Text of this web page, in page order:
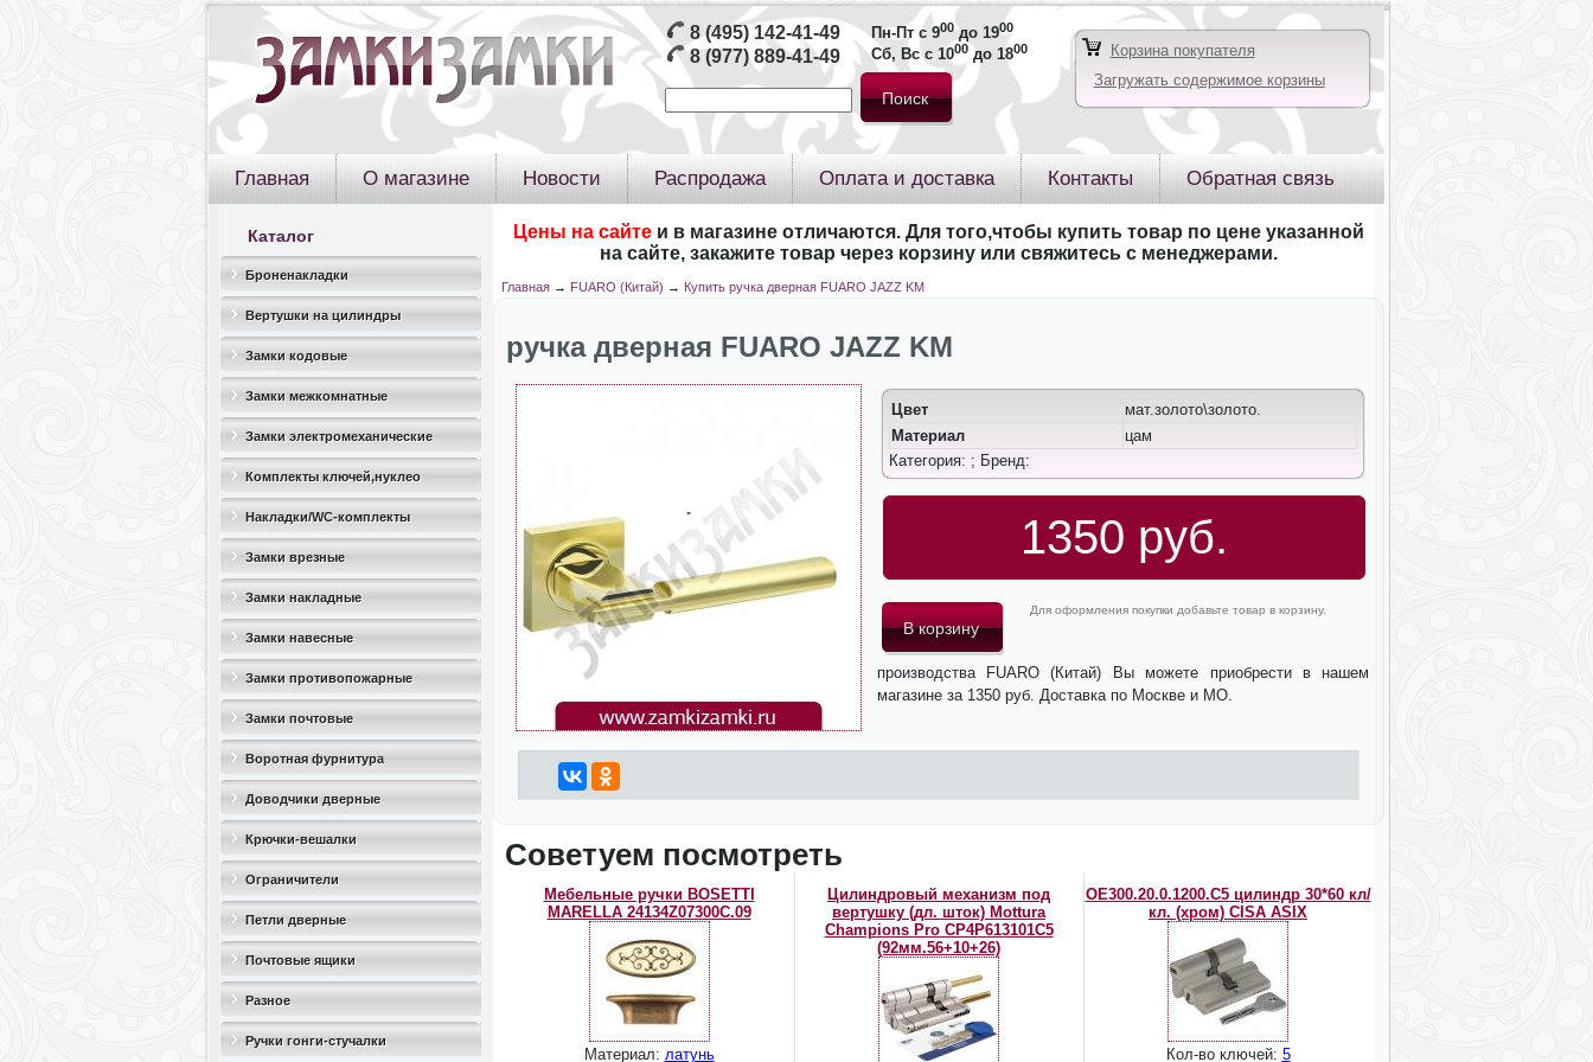
8 (495) 142-41-49
8 (977) 889-41-49
Пн-Пт с 900до 1900
Сб, Вс с 1000до 1800
Корзина покупателя
Загружать содержимое корзины
Главная О магазине Новости Распродажа Оплата и доставка Контакты Обратная связь
Каталог
Броненакладки
Вертушки на цилиндры
Замки кодовые
Замки межкомнатные
Замки электромеханические
Комплекты ключей,нуклео
Накладки/WC-комплекты
Замки врезные
Замки накладные
Замки навесные
Замки противопожарные
Замки почтовые
Воротная фурнитура
Доводчики дверные
Крючки-вешалки
Ограничители
дверные(стопоры)
Петли дверные
Почтовые ящики
Разное
Ручки гонги-стучалки
Цены на сайте и в магазине отличаются. Для того,чтобы купить товар по цене указанной
на сайте, закажите товар через корзину или свяжитесь с менеджерами.
Главная → FUARO (Китай) → Купить ручка дверная FUARO JAZZ KM
ручка дверная FUARO JAZZ KM
Цвет
мат.золото\золото.
Материал
цам
Категория: ; Бренд:
1350 руб.
Для оформления покупки добавьте товар в корзину.
производства FUARO (Китай) Вы можете приобрести в нашем
магазине за 1350 руб. Доставка по Москве и МО.
Советуем посмотреть
Мебельные ручки BOSETTI
MARELLA 24134Z07300С.09
Материал: латунь
Цилиндровый механизм под
вертушку (дл. шток) Mottura
Champions Pro CP4P613101С5
(92мм.56+10+26)
OЕ300.20.0.1200.C5 цилиндр 30*60 кл/
кл. (хром) CISA ASIX
Кол-во ключей: 5